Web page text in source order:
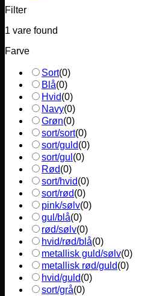
Filter
1 vare found
Farve
Sort(0)
Blå(0)
Hvid(0)
Navy(0)
Grøn(0)
sort/sort(0)
sort/guld(0)
sort/gul (0)
Rød(0)
sort/hvid(0)
sort/rød(0)
pink/sølv(0)
gul/blå(0)
rød/sølv(0)
hvid/rød/blå(0)
metallisk guld/sølv(0)
metallisk rød/guld(0)
hvid/guld(0)
sort/grå(0)